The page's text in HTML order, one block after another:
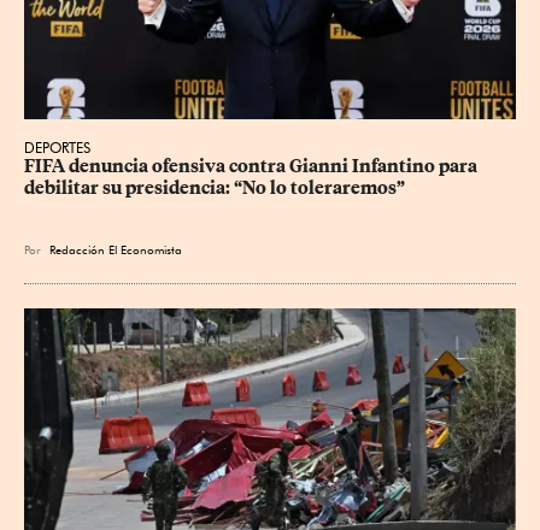
DEPORTES
FIFA denuncia ofensiva contra Gianni Infantino para
debilitar su presidencia: “No lo toleraremos”
Por Redacción El Economista